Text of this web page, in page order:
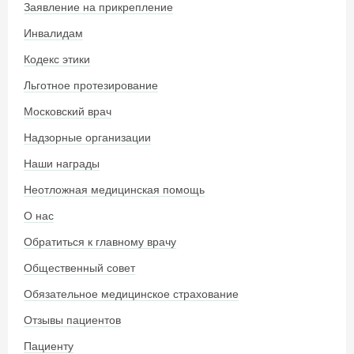
Заявление на прикрепление
Инвалидам
Кодекс этики
Льготное протезирование
Московский врач
Надзорные организации
Наши награды
Неотложная медицинская помощь
О нас
Обратиться к главному врачу
Общественный совет
Обязательное медицинское страхование
Отзывы пациентов
Пациенту